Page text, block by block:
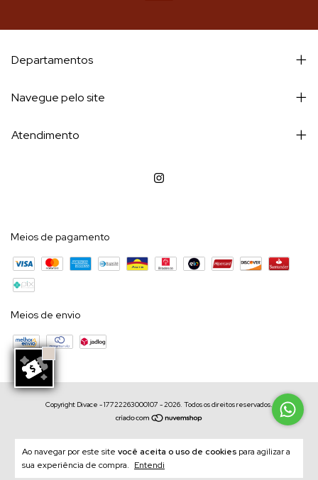
Ao navegar por este site você aceita o uso de cookies para agilizar a
sua experiência de compra. Entendi
Departamentos
Navegue pelo site
Atendimento
Meios de pagamento
Meios de envio
Copyright Divace - 17722263000107 - 2026. Todos os direitos reservados.